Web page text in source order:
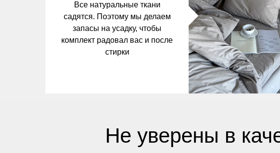
Все натуральные ткани
садятся. Поэтому мы делаем
запасы на усадку, чтобы
комплект радовал вас и после
стирки
Не уверены в